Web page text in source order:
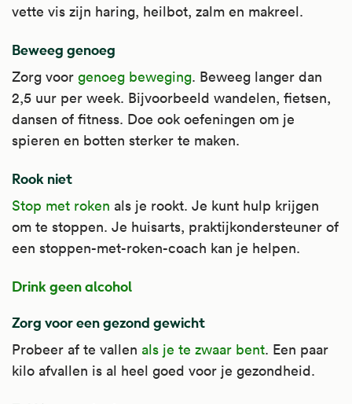
Artsen adviseren het soms als
samen met andere medicijnen om het
cholesterol te verlagen.
Kijk voor meer informatie op
Apotheek.nl
.
vette vis zijn haring, heilbot, zalm en makreel.
Beweeg genoeg
Zorg voor genoeg beweging. Beweeg langer dan
2,5 uur per week. Bijvoorbeeld wandelen, fietsen,
dansen of fitness. Doe ook oefeningen om je
spieren en botten sterker te maken.
Rook niet
Stop met roken als je rookt. Je kunt hulp krijgen
om te stoppen. Je huisarts, praktijkondersteuner of
een stoppen-met-roken-coach kan je helpen.
Drink geen alcohol
Zorg voor een gezond gewicht
Probeer af te vallen als je te zwaar bent. Een paar
kilo afvallen is al heel goed voor je gezondheid.